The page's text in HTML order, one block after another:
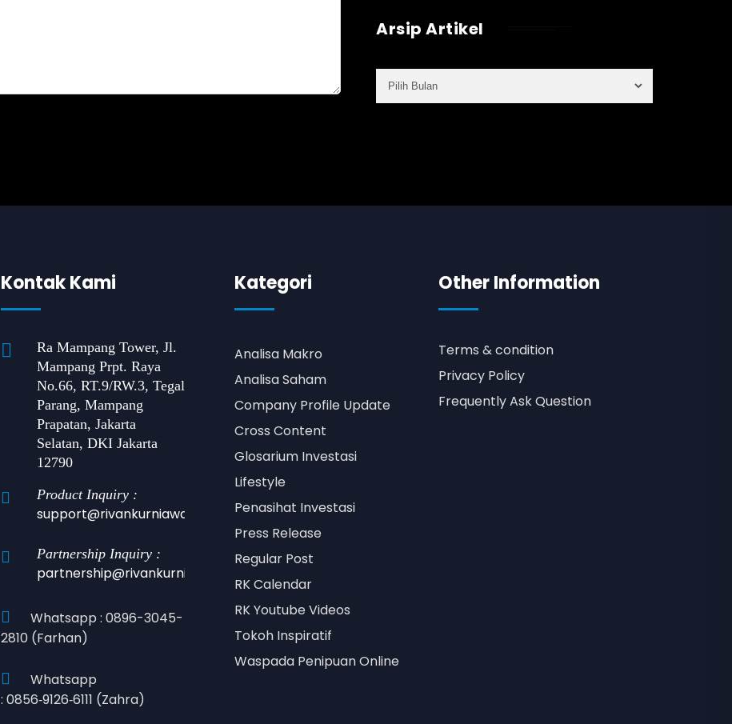
Arsip Artikel
Kontak Kami
Ra Mampang Tower, Jl.
Mampang Prpt. Raya
No.66, RT.9/RW.3, Tegal
Parang, Mampang
Prapatan, Jakarta
Selatan, DKI Jakarta
12790
Product Inquiry :
support@rivankurniawan.com
Partnership Inquiry :
partnership@rivankurniawan.com
Whatsapp : 0896-3045-
2810 (Farhan)
Whatsapp
: 0856‑9126‑6111 (Zahra)
Kategori
Analisa Makro
Analisa Saham
Company Profile Update
Cross Content
Glosarium Investasi
Lifestyle
Penasihat Investasi
Press Release
Regular Post
RK Calendar
RK Youtube Videos
Tokoh Inspiratif
Waspada Penipuan Online
Other Information
Terms & condition
Privacy Policy
Frequently Ask Question